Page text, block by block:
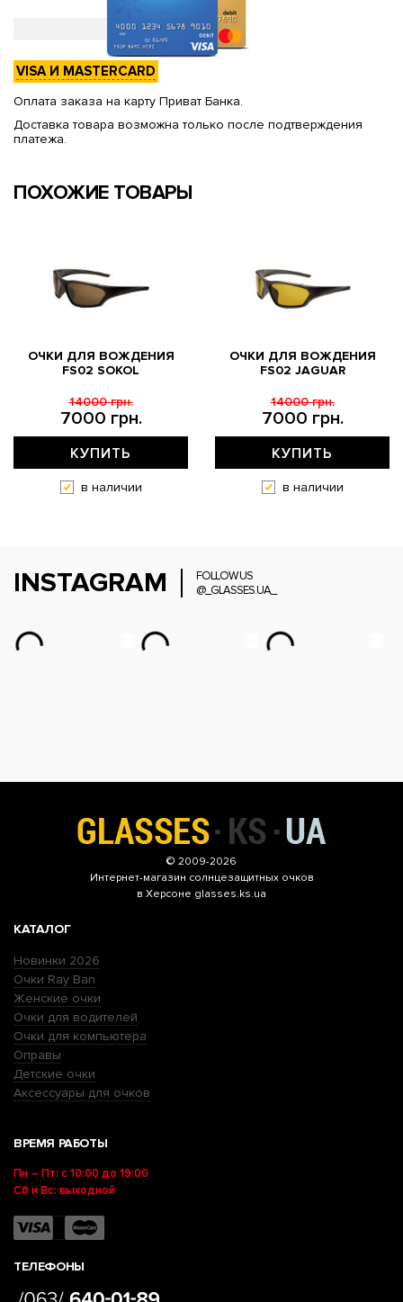
VISA И MASTERCARD
Оплата заказа на карту Приват Банка.
Доставка товара возможна только после подтверждения
платежа.
ПОХОЖИЕ ТОВАРЫ
ОЧКИ ДЛЯ ВОЖДЕНИЯ
FS02 SOKOL
7000 грн.
14000 грн.
КУПИТЬ
в наличии
ОЧКИ ДЛЯ ВОЖДЕНИЯ
FS02 JAGUAR
7000 грн.
14000 грн.
КУПИТЬ
в наличии
INSTAGRAM
FOLLOW US
@_GLASSES.UA_
© 2009-2026
Интернет-магазин солнцезащитных очков
в Херсоне glasses.ks.ua
КАТАЛОГ
Новинки 2026
Очки Ray Ban
Женские очки
Очки для водителей
Очки для компьютера
Оправы
Детские очки
Аксессуары для очков
ВРЕМЯ РАБОТЫ
Пн – Пт: с 10:00 до 19:00
Сб и Вс: выходной
ТЕЛЕФОНЫ